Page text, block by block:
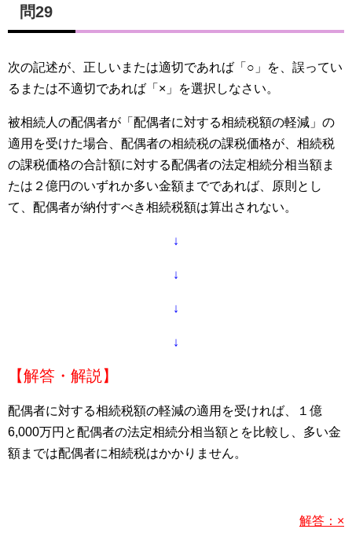
問29
次の記述が、正しいまたは適切であれば「○」を、誤ってい
るまたは不適切であれば「×」を選択しなさい。
被相続人の配偶者が「配偶者に対する相続税額の軽減」の
適用を受けた場合、配偶者の相続税の課税価格が、相続税
の課税価格の合計額に対する配偶者の法定相続分相当額ま
たは２億円のいずれか多い金額までであれば、原則とし
て、配偶者が納付すべき相続税額は算出されない。
↓
↓
↓
↓
【解答・解説】
配偶者に対する相続税額の軽減の適用を受ければ、１億
6,000万円と配偶者の法定相続分相当額とを比較し、多い金
額までは配偶者に相続税はかかりません。
解答：×